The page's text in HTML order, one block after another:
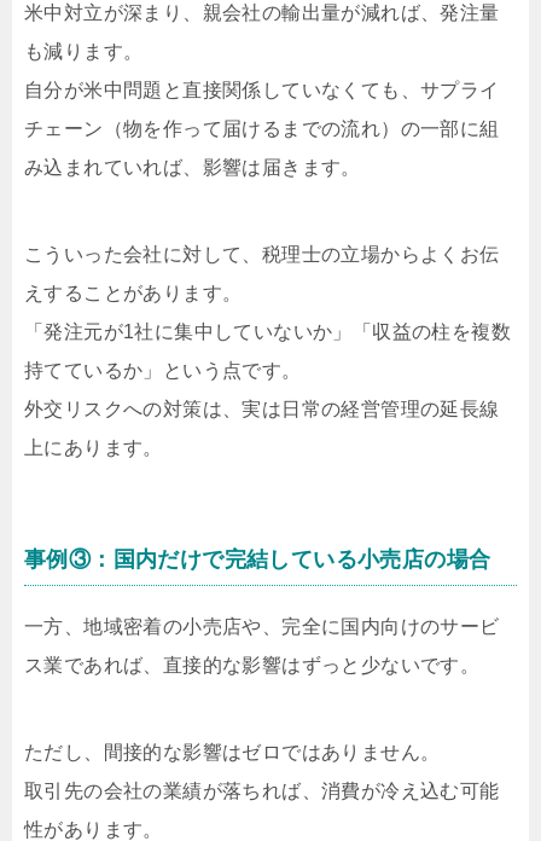
米中対立が深まり、親会社の輸出量が減れば、発注量
も減ります。
自分が米中問題と直接関係していなくても、サプライ
チェーン（物を作って届けるまでの流れ）の一部に組
み込まれていれば、影響は届きます。
こういった会社に対して、税理士の立場からよくお伝
えすることがあります。
「発注元が1社に集中していないか」「収益の柱を複数
持てているか」という点です。
外交リスクへの対策は、実は日常の経営管理の延長線
上にあります。
事例③：国内だけで完結している小売店の場合
一方、地域密着の小売店や、完全に国内向けのサービ
ス業であれば、直接的な影響はずっと少ないです。
ただし、間接的な影響はゼロではありません。
取引先の会社の業績が落ちれば、消費が冷え込む可能
性があります。